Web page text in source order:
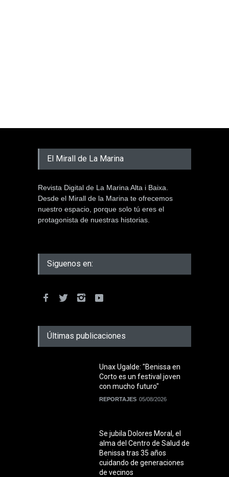
El Mirall de La Marina
Revista Digital de La Marina Alta i Baixa.
Desde el Mirall de la Marina te ofrecemos
nuestro espacio, porque solo tú eres el
protagonista de nuestras historias.
Siguenos en:
Últimas publicaciones
Unax Ugalde: "Benissa en
Corto es un festival joven
con mucho futuro"
REPORTAJES 05/08/2026
Se jubila Dolores Moral, el
alma del Centro de Salud de
Benissa tras 35 años
cuidando de generaciones
de vecinos